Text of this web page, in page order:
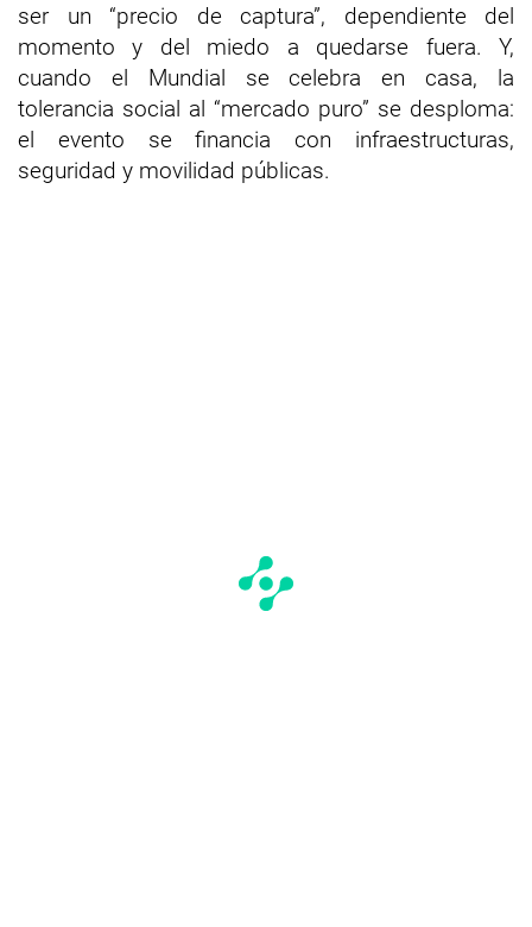
ser un “precio de captura”, dependiente del
momento y del miedo a quedarse fuera. Y,
cuando el Mundial se celebra en casa, la
tolerancia social al “mercado puro” se desploma:
el evento se financia con infraestructuras,
seguridad y movilidad públicas.